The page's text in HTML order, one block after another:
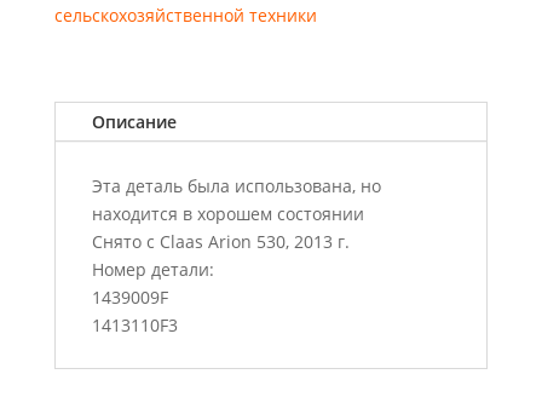
сельскохозяйственной техники
Описание
Эта деталь была использована, но
находится в хорошем состоянии
Снято с Claas Arion 530, 2013 г.
Номер детали:
1439009F
1413110F3